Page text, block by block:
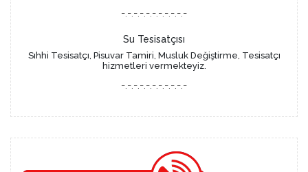
-.-.-.-.-.-.-.-.-.-.-
Su Tesisatçısı
Sıhhi Tesisatçı, Pisuvar Tamiri, Musluk Değiştirme, Tesisatçı
hizmetleri vermekteyiz.
-.-.-.-.-.-.-.-.-.-.-